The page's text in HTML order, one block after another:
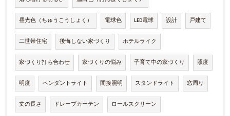
昼光色（ちゅうこうしょく） 電球色 LED電球 設計 戸建て
二世帯住宅 後悔しない家づくり ホテルライク
家づくり打ち合わせ 家づくりの悩み 子育て中の家づくり 照度
明度 ペンダントライト 間接照明 スタンドライト 窓周り
丈の長さ ドレープカーテン ロールスクリーン